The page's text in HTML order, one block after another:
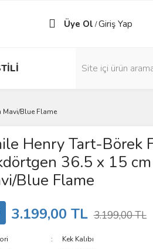
Üye Ol /Giriş Yap
Mavi/Blue Flame
Henry Tart-Börek
36.5 x 15 cm
Blue Flame
3.199,00 TL 3.199,00 TL
Kek Kalıbı